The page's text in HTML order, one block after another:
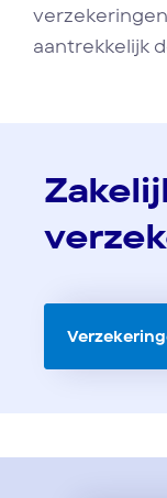
aantrekkelijk